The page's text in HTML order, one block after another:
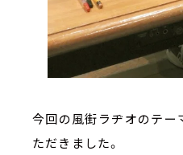
今回の風街ラヂオのテー
ただきました。